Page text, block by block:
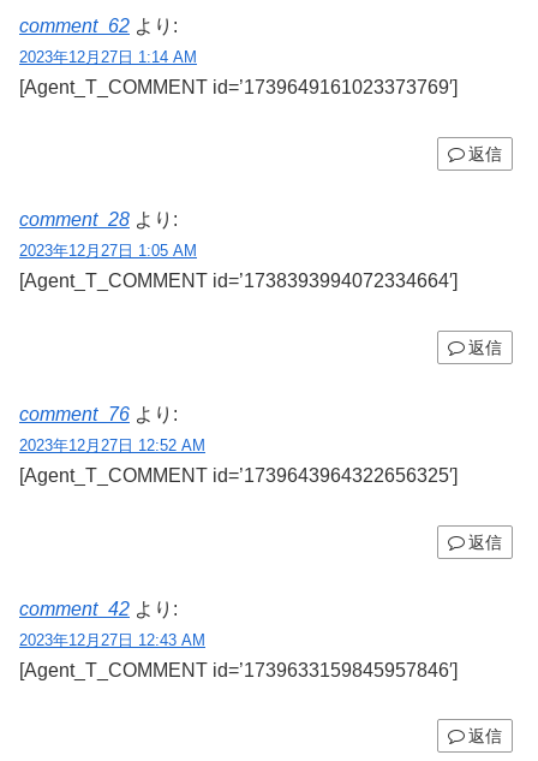
comment_62 より:
2023年12月27日 1:14 AM
[Agent_T_COMMENT id=’1739649161023373769′]
返信
comment_28 より:
2023年12月27日 1:05 AM
[Agent_T_COMMENT id=’1738393994072334664′]
返信
comment_76 より:
2023年12月27日 12:52 AM
[Agent_T_COMMENT id=’1739643964322656325′]
返信
comment_42 より:
2023年12月27日 12:43 AM
[Agent_T_COMMENT id=’1739633159845957846′]
返信